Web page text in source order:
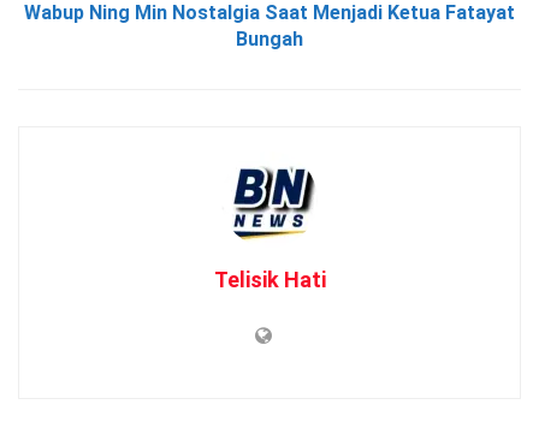
Wabup Ning Min Nostalgia Saat Menjadi Ketua Fatayat
Bungah
Telisik Hati